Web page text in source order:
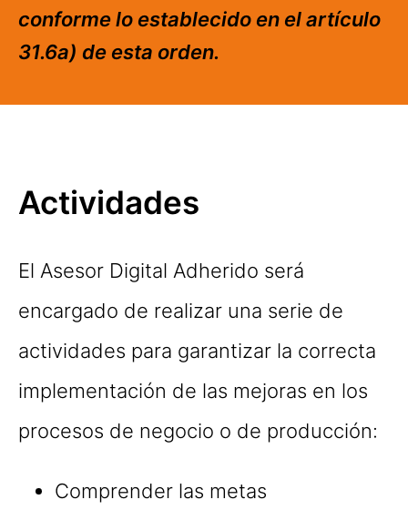
conforme lo establecido en el artículo
31.6a) de esta orden.
Actividades
El Asesor Digital Adherido será
encargado de realizar una serie de
actividades para garantizar la correcta
implementación de las mejoras en los
procesos de negocio o de producción:
Comprender las metas